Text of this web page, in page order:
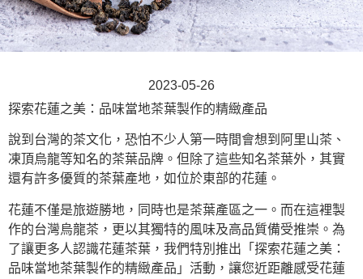
2023-05-26
探索花蓮之美：品味當地茶葉製作的精緻產品
說到台灣的茶文化，恐怕不少人第一時間會想到阿里山茶、
凍頂烏龍等知名的茶葉品牌。但除了這些知名茶葉外，其實
還有許多優質的茶葉產地，如位於東部的花蓮。
花蓮不僅是旅遊勝地，同時也是茶葉產區之一。而在這裡製
作的台灣烏龍茶，更以其獨特的風味及高品質備受推崇。為
了讓更多人認識花蓮茶葉，我們特別推出「探索花蓮之美：
品味當地茶葉製作的精緻產品」活動，讓您近距離感受花蓮